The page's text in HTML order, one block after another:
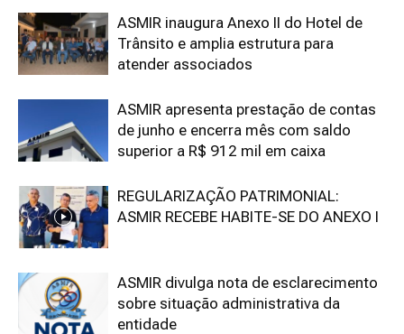
ASMIR inaugura Anexo II do Hotel de
Trânsito e amplia estrutura para
atender associados
ASMIR apresenta prestação de contas
de junho e encerra mês com saldo
superior a R$ 912 mil em caixa
REGULARIZAÇÃO PATRIMONIAL:
ASMIR RECEBE HABITE-SE DO ANEXO I
ASMIR divulga nota de esclarecimento
sobre situação administrativa da
entidade